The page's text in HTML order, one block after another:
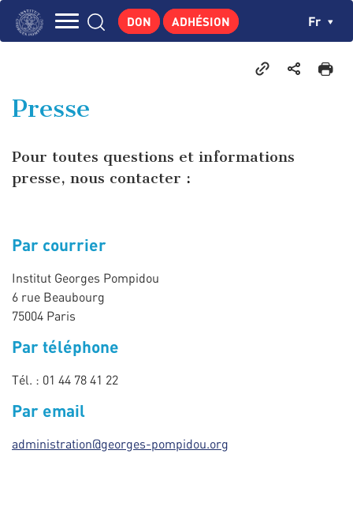
Aller
CENTRE DE RECHERCHES
ACTUALITÉS
DON ADHÉSION Fr
Presse
Pour toutes questions et informations
presse, nous contacter :
Par courrier
Institut Georges Pompidou
6 rue Beaubourg
75004 Paris
Par téléphone
Tél. : 01 44 78 41 22
Par email
administration@georges-pompidou.org
Panneau de gestion des cookies